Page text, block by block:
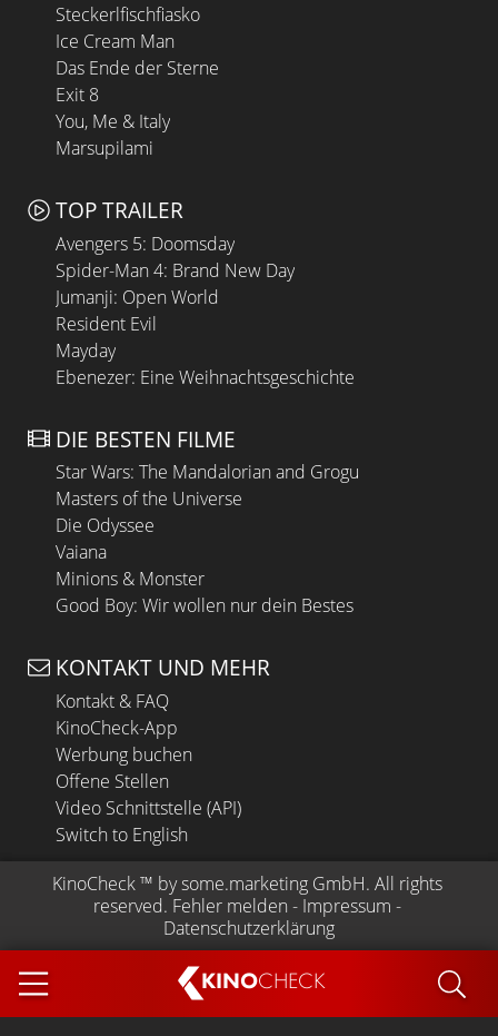
KINOCHECK
Steckerlfischfiasko
Ice Cream Man
Das Ende der Sterne
Exit 8
You, Me & Italy
Marsupilami
TOP TRAILER
Avengers 5: Doomsday
Spider-Man 4: Brand New Day
Jumanji: Open World
Resident Evil
Mayday
Ebenezer: Eine Weihnachtsgeschichte
DIE BESTEN FILME
Star Wars: The Mandalorian and Grogu
Masters of the Universe
Die Odyssee
Vaiana
Minions & Monster
Good Boy: Wir wollen nur dein Bestes
KONTAKT UND MEHR
Kontakt & FAQ
KinoCheck-App
Werbung buchen
Offene Stellen
Video Schnittstelle (API)
Switch to English
KinoCheck ™ by some.marketing GmbH. All rights
reserved. Fehler melden - Impressum -
Datenschutzerklärung